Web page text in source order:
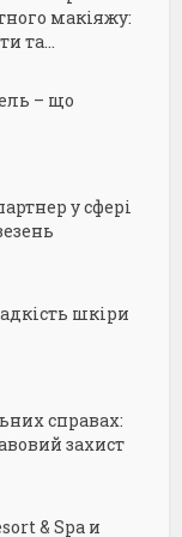
макіяжу:
та...
– що
у сфері
шкіри
справах:
захист
& Spa и